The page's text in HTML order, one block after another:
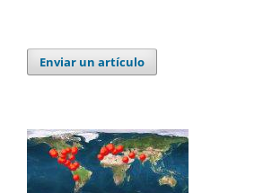
Enviar un artículo